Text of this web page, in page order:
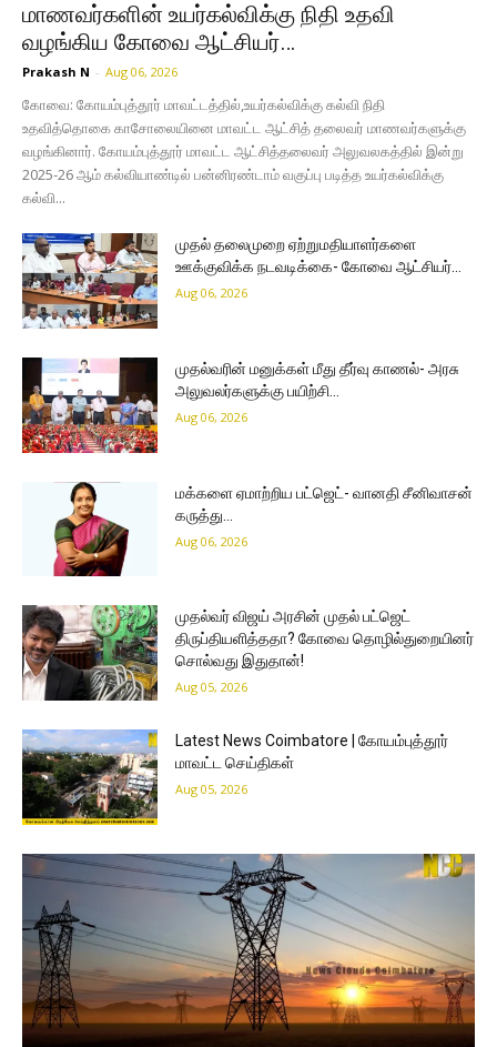
மாணவர்களின் உயர்கல்விக்கு நிதி உதவி
வழங்கிய கோவை ஆட்சியர்…
Prakash N - Aug 06, 2026
கோவை: கோயம்புத்தூர் மாவட்டத்தில்,உயர்கல்விக்கு கல்வி நிதி
உதவித்தொகை காசோலையினை மாவட்ட ஆட்சித் தலைவர் மாணவர்களுக்கு
வழங்கினார். கோயம்புத்தூர் மாவட்ட ஆட்சித்தலைவர் அலுவலகத்தில் இன்று
2025-26 ஆம் கல்வியாண்டில் பன்னிரண்டாம் வகுப்பு படித்த உயர்கல்விக்கு
கல்வி...
முதல் தலைமுறை ஏற்றுமதியாளர்களை
ஊக்குவிக்க நடவடிக்கை- கோவை ஆட்சியர்…
Aug 06, 2026
முதல்வரின் மனுக்கள் மீது தீர்வு காணல்- அரசு
அலுவலர்களுக்கு பயிற்சி…
Aug 06, 2026
மக்களை ஏமாற்றிய பட்ஜெட்- வானதி சீனிவாசன்
கருத்து…
Aug 06, 2026
முதல்வர் விஜய் அரசின் முதல் பட்ஜெட்
திருப்தியளித்ததா? கோவை தொழில்துறையினர்
சொல்வது இதுதான்!
Aug 05, 2026
Latest News Coimbatore | கோயம்புத்தூர்
மாவட்ட செய்திகள்
Aug 05, 2026